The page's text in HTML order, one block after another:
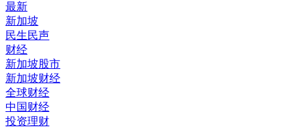
最新
新加坡
民生民声
财经
新加坡股市
新加坡财经
全球财经
中国财经
投资理财